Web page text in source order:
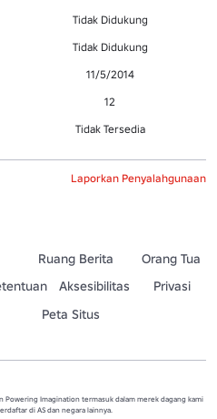
Tidak Didukung
Tidak Didukung
11/5/2014
12
Tidak Tersedia
Laporkan Penyalahgunaan
Ruang Berita
Orang Tua
Aksesibilitas
Privasi
Peta Situs
Imagination termasuk dalam merek dagang kami
di AS dan negara lainnya.